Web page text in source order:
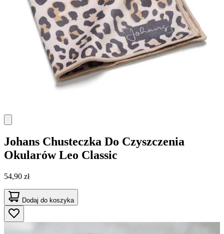
Johans Chusteczka Do Czyszczenia
Okularów Leo Classic
54,90 zł
Dodaj do koszyka